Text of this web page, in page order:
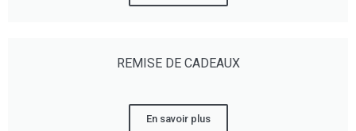
REMISE DE CADEAUX
En savoir plus